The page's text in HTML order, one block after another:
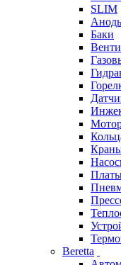
SLIM
Баки
Beretta